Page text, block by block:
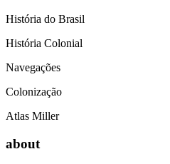
História do Brasil
História Colonial
Navegações
Colonização
Atlas Miller
about